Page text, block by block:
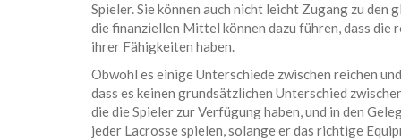
Spieler. Sie können auch nicht leicht Zugang zu
die finanziellen Mittel können dazu führen, dass
ihrer Fähigkeiten haben.
Obwohl es einige Unterschiede zwischen reichen
dass es keinen grundsätzlichen Unterschied
die die Spieler zur Verfügung haben, und in den
jeder Lacrosse spielen, solange er das richtige